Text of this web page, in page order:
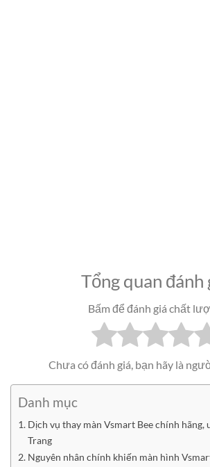
Tổng quan đánh
Bấm để đánh giá chất
Chưa có đánh giá, bạn hãy là
Danh mục
Dịch vụ thay màn Vsmart Bee chính hãng,
Trang
Nguyên nhân chính khiến màn hình